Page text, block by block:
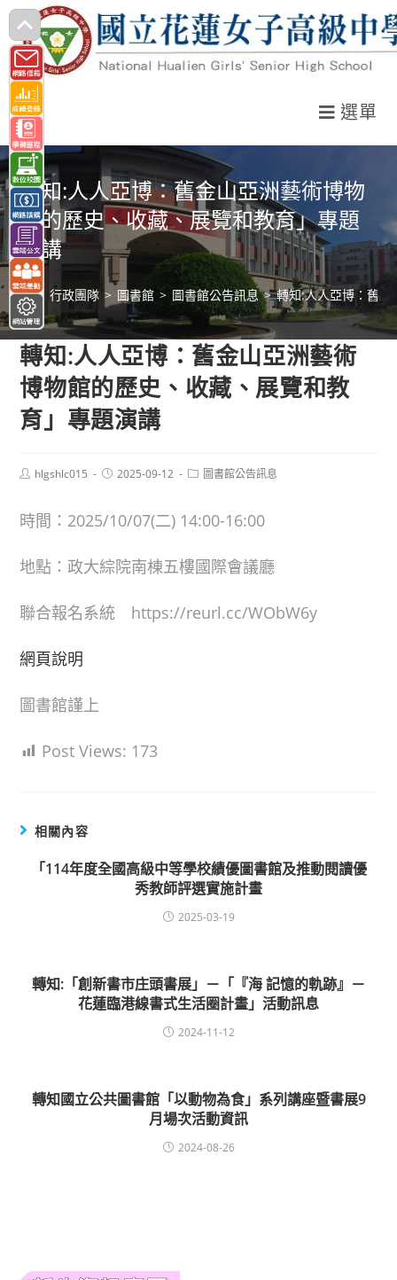
跳
轉
至
主
要
內
容
選單
轉知:人人亞博：舊金山亞洲藝術博物
館的歷史、收藏、展覽和教育」專題
演講
> 行政團隊 > 圖書館 > 圖書館公告訊息 > 轉知:人人亞博：舊
轉知:人人亞博：舊金山亞洲藝術
博物館的歷史、收藏、展覽和教
育」專題演講
Posthlgshlc015
Post2025-09-12
Post圖書館公告訊息
時間：2025/10/07(二) 14:00-16:00
地點：政大綜院南棟五樓國際會議廳
聯合報名系統 https://reurl.cc/WObW6y
網頁說明
圖書館謹上
Post Views: 173
相關內容
「114年度全國高級中等學校績優圖書館及推動閱讀優
秀教師評選實施計畫
2025-03-19
轉知:「創新書市庄頭書展」－「『海 記憶的軌跡』－
花蓮臨港線書式生活圈計畫」活動訊息
2024-11-12
轉知國立公共圖書館「以動物為食」系列講座暨書展9
月場次活動資訊
2024-08-26